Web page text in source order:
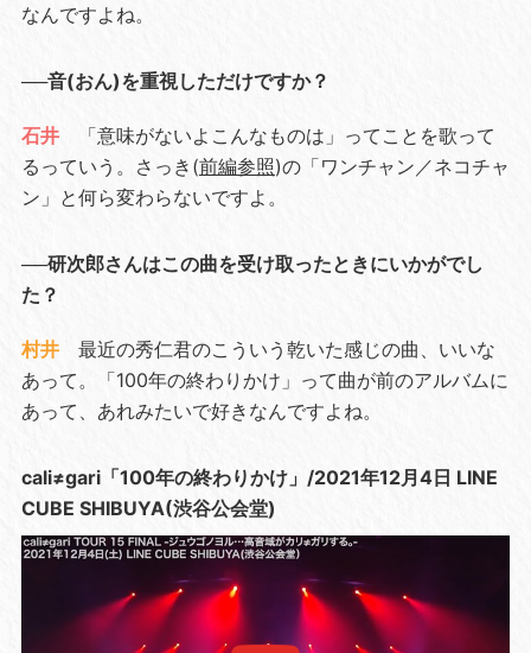
なんですよね。
──音(おん)を重視しただけですか？
石井
「意味がないよこんなものは」ってことを歌って
るっていう。さっき(前編参照)の「ワンチャン／ネコチャ
ン」と何ら変わらないですよ。
──研次郎さんはこの曲を受け取ったときにいかがでし
た？
村井
最近の秀仁君のこういう乾いた感じの曲、いいな
あって。「100年の終わりかけ」って曲が前のアルバムに
あって、あれみたいで好きなんですよね。
cali≠gari「100年の終わりかけ」/2021年12月4日 LINE
CUBE SHIBUYA(渋谷公会堂)